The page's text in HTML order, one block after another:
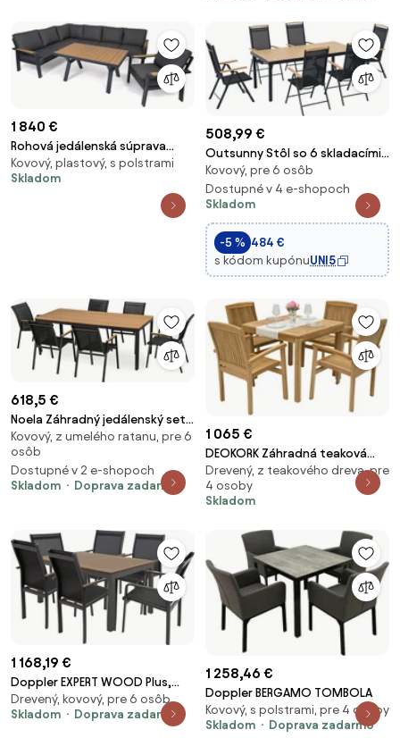
1 840 €
Rohová jedálenská súprava
EMOT WPC antracit s kreslom a
s tmavými poduškami
Kovový, plastový, s polstrami
Skladom
508,99 €
Outsunny Stôl so 6 skladacími
a nastaviteľnými záhradnými
stoličkami v textilene, 7-dielna
súprava záhradného nábytku s
obdĺžnikovým stolom, čierna |
Kovový, pre 6 osôb
Dostupné v 4 e-shopoch
Skladom
-5 % 484 €
s kódom kupónuUNI5
618,5 €
Noela Záhradný jedálenský set
Milano + 6x kovová stolička
Oslo
Kovový, z umelého ratanu, pre 6
osôb
Dostupné v 2 e-shopoch
Skladom
Doprava zadarmo
1 065 €
DEOKORK Záhradná teaková
zostava HARMONY QUATRO 1+4
Drevený, z teakového dreva, pre
4 osoby
Skladom
1 168,19 €
Doppler EXPERT WOOD Plus,
stohovateľné kreslá 6+1
Drevený, kovový, pre 6 osôb
Skladom
Doprava zadarmo
1 258,46 €
Doppler BERGAMO TOMBOLA
Kovový, s polstrami, pre 4 osoby
Skladom
Doprava zadarmo